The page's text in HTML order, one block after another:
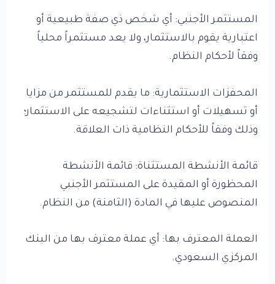
المستثمر الأجنبي: أي شخص ذي صفة طبيعية أو
اعتبارية يقوم بالاستثمار، ولا يعد مستثمراً محلياً
وفقاً لأحكام النظام.
المحفزات الاستثمارية: ما يقدم للمستثمر من مزايا
أو تسهيلات أو استثناءات لتشجيعه على الاستثمار؛
وذلك وفقاً للأحكام النظامية ذات العلاقة.
قائمة الأنشطة المستثناة: قائمة الأنشطة
المحظورة أو المقيدة على المستثمر الأجنبي
المنصوص عليها في المادة (الثامنة) من النظام.
العملة المعترف بها: أي عملة معترف بها من البنك
المركزي السعودي.